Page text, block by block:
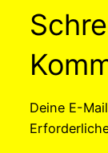
Deine E-